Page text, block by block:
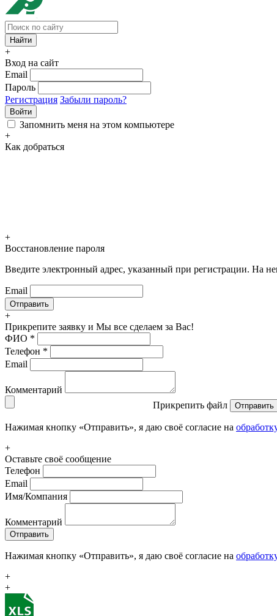
+
Вход на сайт
Email
Пароль
Регистрация Забыли пароль?
Войти
Запомнить меня на этом компьютере
+
Как добраться
+
Восстановление пароля
Введите электронный адрес, указанный при регистрации. На
Email
+
Прикрепите заявку и Мы все сделаем за Вас!
ФИО *
Телефон *
Email
Комментарий
Прикрепить файл
Отправить
Нажимая кнопку «Отправить», я даю своё согласие на
+
Оставьте своё сообщение
Телефон
Email
Имя/Компания
Комментарий
Отправить
Нажимая кнопку «Отправить», я даю своё согласие на
+
+